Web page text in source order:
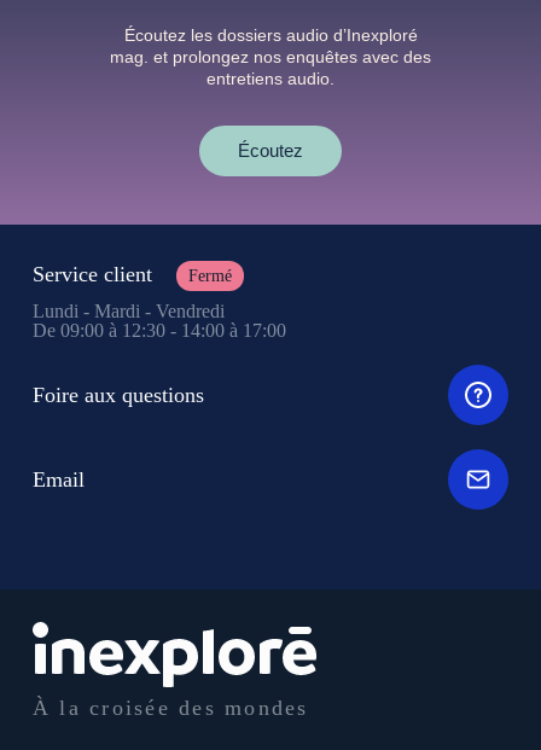
Écoutez les dossiers audio d’Inexploré
mag. et prolongez nos enquêtes avec des
entretiens audio.
Écoutez
À la croisée des mondes
Service client Fermé
Lundi - Mardi - Vendredi
De 09:00 à 12:30 - 14:00 à 17:00
Foire aux questions
Email